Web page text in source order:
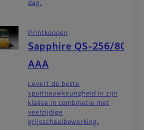
dag.
Printkoppen
Sapphire QS-256/80
AAA
Levert de beste
spuitnauwkeurigheid in zijn
klasse in combinatie met
veelzijdige
grijsschaalbewerking.